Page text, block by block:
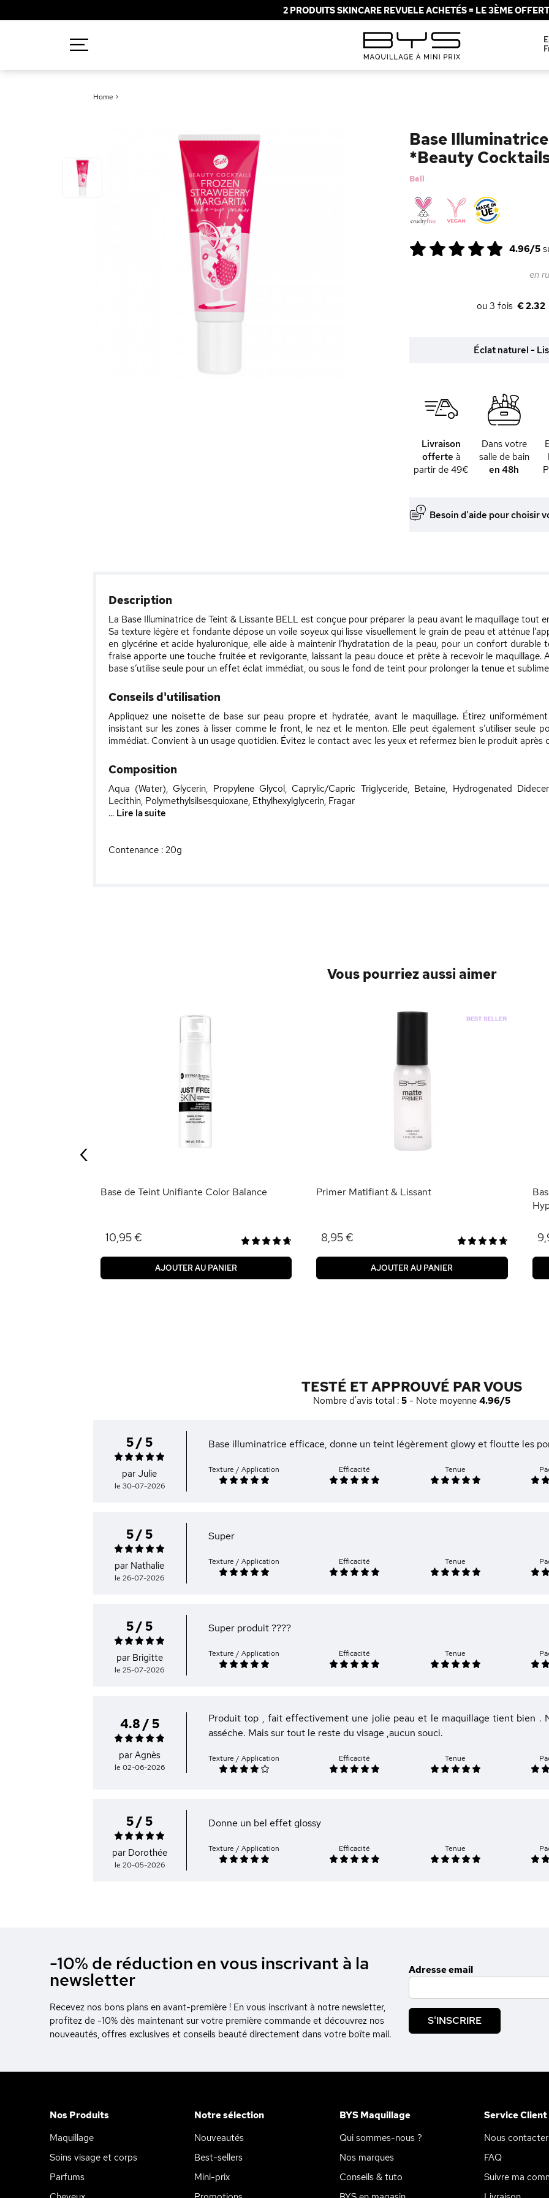
2 PRODUITS SKINCARE REVUELE ACHETÉS = LE 3ÈME
Home >
Base
*Beauty
Bell
4.96/5
en
€ 2.32
Éclat naturel -
Livraison
offerte à
partir de 49€
Dans votre
salle de bain
en 48h
Besoin d'aide pour choisir
Description
La Base Illuminatrice de Teint & Lissante BELL est conçue pour préparer la peau avant le maquillage tout
Sa texture légère et fondante dépose un voile soyeux qui lisse visuellement le grain de peau et atténue
en glycérine et acide hyaluronique, elle aide à maintenir l’hydratation de la peau, pour un confort
fraise apporte une touche fruitée et revigorante, laissant la peau douce et prête à recevoir le maquillage.
base s’utilise seule pour un effet éclat immédiat, ou sous le fond de teint pour prolonger la tenue et
Conseils d'utilisation
Appliquez une noisette de base sur peau propre et hydratée, avant le maquillage. Étirez
insistant sur les zones à lisser comme le front, le nez et le menton. Elle peut également s’utiliser seule
immédiat. Convient à un usage quotidien. Évitez le contact avec les yeux et refermez bien le produit après
Composition
Aqua (Water), Glycerin, Propylene Glycol, Caprylic/Capric Triglyceride, Betaine, Hydrogenated
Lecithin, Polymethylsilsesquioxane, Ethylhexylglycerin, Fragar
... Lire la suite
Contenance : 20g
Vous pourriez aussi aimer
Base de Teint Unifiante Color Balance
10,95 €
AJOUTER AU PANIER
Primer Matifiant & Lissant
8,95 €
AJOUTER AU PANIER
‹
TESTÉ ET APPROUVÉ PAR VOUS
Nombre d'avis total : 5 - Note moyenne 4.96/5
5 / 5
par Julie
le 30-07-2026
Base illuminatrice efficace, donne un teint légèrement glowy et floutte les
Texture / Application Efficacité Tenue
5 / 5
par Nathalie
le 26-07-2026
Super
Texture / Application Efficacité Tenue
5 / 5
par Brigitte
le 25-07-2026
Super produit ????
Texture / Application Efficacité Tenue
4.8 / 5
par Agnès
le 02-06-2026
Produit top , fait effectivement une jolie peau et le maquillage tient bien .
asséche. Mais sur tout le reste du visage ,aucun souci.
Texture / Application Efficacité Tenue
5 / 5
par Dorothée
le 20-05-2026
Donne un bel effet glossy
Texture / Application Efficacité Tenue
Solaire
Brumes
-10% de réduction en vous inscrivant à la
newsletter
Recevez nos bons plans en avant-première ! En vous inscrivant à notre newsletter,
profitez de -10% dès maintenant sur votre première commande et découvrez nos
nouveautés, offres exclusives et conseils beauté directement dans votre boîte mail.
Adresse email
S'INSCRIRE
Nos Produits
Maquillage
Soins visage et corps
Parfums
Notre sélection
Nouveautés
Best-sellers
Mini-prix
BYS Maquillage
Qui sommes-nous ?
Nos marques
Conseils & tuto
Service Client
Nous contacter
FAQ
Suivre ma
On a attendu d'être sûrs que le
on aimerait bien vous accompagner pendant votre visite... Les
données personnelles et cookies peuvent être utilisés pour la
personnalisation des annonces.
Lire la politique de confidentialité